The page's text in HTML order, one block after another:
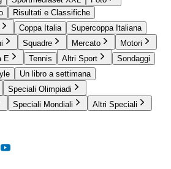
Risultati e Classifiche
Coppa Italia
Supercoppa Italiana
Squadre Mercato
Motori
E Tennis Altri Sport
Sondaggi
Un libro a settimana
Speciali Olimpiadi
Speciali Mondiali Altri Speciali